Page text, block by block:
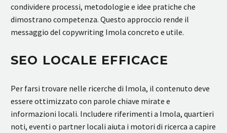
condividere processi, metodologie e idee pratiche che
dimostrano competenza. Questo approccio rende il
messaggio del copywriting Imola concreto e utile.
SEO LOCALE EFFICACE
Per farsi trovare nelle ricerche di Imola, il contenuto deve
essere ottimizzato con parole chiave mirate e
informazioni locali. Includere riferimenti a Imola, quartieri
noti, eventi o partner locali aiuta i motori di ricerca a capire